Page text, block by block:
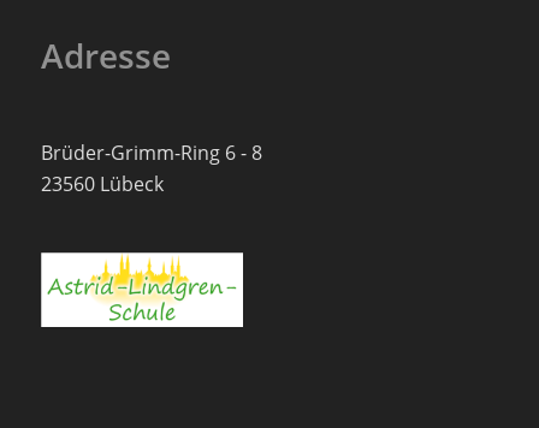
Adresse
Brüder-Grimm-Ring 6 - 8
23560 Lübeck